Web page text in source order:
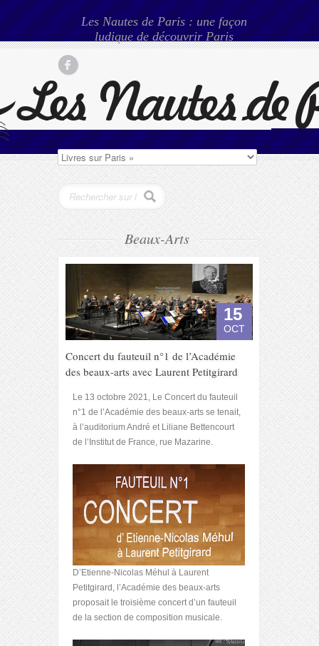
Les Nautes de Paris : une façon
ludique de découvrir Paris
Beaux-Arts
15
OCT
Concert du fauteuil n°1 de l’Académie
des beaux-arts avec Laurent Petitgirard
Le 13 octobre 2021, Le Concert du fauteuil
n°1 de l’Académie des beaux-arts se tenait,
à l’auditorium André et Liliane Bettencourt
de l’Institut de France, rue Mazarine.
D’Etienne-Nicolas Méhul à Laurent
Petitgirard, l’Académie des beaux-arts
proposait le troisième concert d’un fauteuil
de la section de composition musicale.